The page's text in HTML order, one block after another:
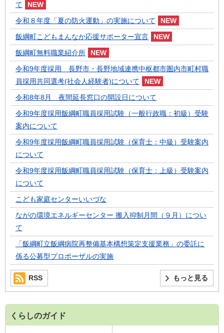
て
令和８年度「夏の防火運動」の実施について
飯綱町こどもまんなか応援サポーター宣言
飯綱町無料職業紹介所
令和9年度採用 長野市・長野地域連携中枢都市圏内市町村職
員採用共同選考(社会人経験者)について
令和8年8月 夜間延長窓口の開設日について
令和9年度採用飯綱町職員採用試験（一般行政職：初級）受験
案内について
令和9年度採用飯綱町職員採用試験（保育士：中級）受験案内
について
令和9年度採用飯綱町職員採用試験（保育士：上級）受験案内
について
こども家庭センターいいづな
ながの環境エネルギーセンター 搬入抑制月間（９月）につい
て
「飯綱町立飯綱病院再整備基本構想策定支援業務」の委託に
係る公募型プロポーザルの実施
もっと見る
RSS
くらしのガイド